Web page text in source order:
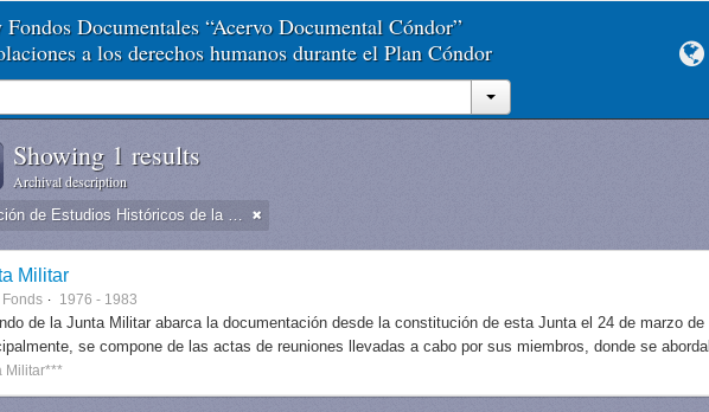
Documentales “Acervo Documental Cóndor”
a los derechos humanos durante el Plan Cóndor
Showing 1 results
Archival description
Dirección de Estudios Históricos de la Fuerza Aérea
Militar
Fonds 1976 - 1983
de la Junta Militar abarca la documentación desde la constitución de esta Junta el 24 de marzo
se compone de las actas de reuniones llevadas a cabo por sus miembros, donde se
Militar***